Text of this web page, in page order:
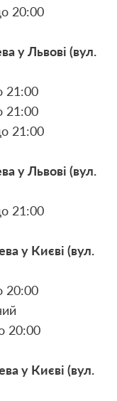
20:00
у Львові (вул.
21:00
21:00
21:00
у Львові (вул.
21:00
у Києві (вул.
20:00
20:00
у Києві (вул.